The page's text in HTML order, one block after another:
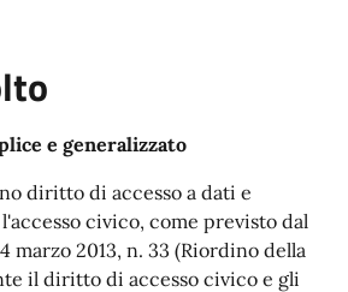
e generalizzato
diritto di accesso a dati e
civico, come previsto dal
marzo 2013, n. 33 (Riordino della
il diritto di accesso civico e gli